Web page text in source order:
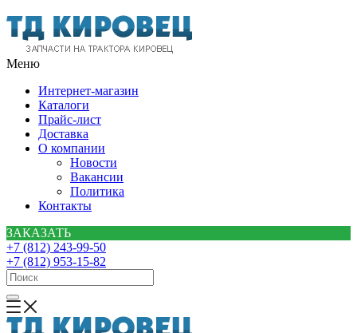
Меню
Интернет-магазин
Каталоги
Прайс-лист
Доставка
О компании
Новости
Вакансии
Политика
Контакты
ЗАКАЗАТЬ
+7 (812) 243-99-50
+7 (812) 953-15-82